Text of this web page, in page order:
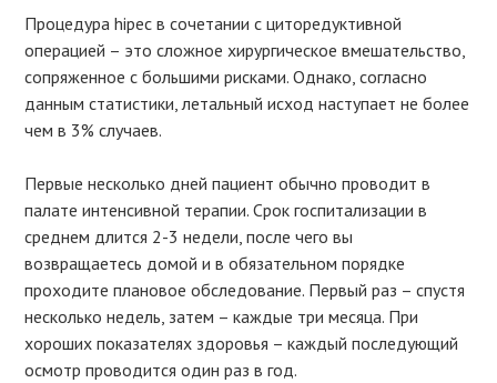
Процедура hipec в сочетании с циторедуктивной
операцией – это сложное хирургическое вмешательство,
сопряженное с большими рисками. Однако, согласно
данным статистики, летальный исход наступает не более
чем в 3% случаев.
Первые несколько дней пациент обычно проводит в
палате интенсивной терапии. Срок госпитализации в
среднем длится 2-3 недели, после чего вы
возвращаетесь домой и в обязательном порядке
проходите плановое обследование. Первый раз – спустя
несколько недель, затем – каждые три месяца. При
хороших показателях здоровья – каждый последующий
осмотр проводится один раз в год.